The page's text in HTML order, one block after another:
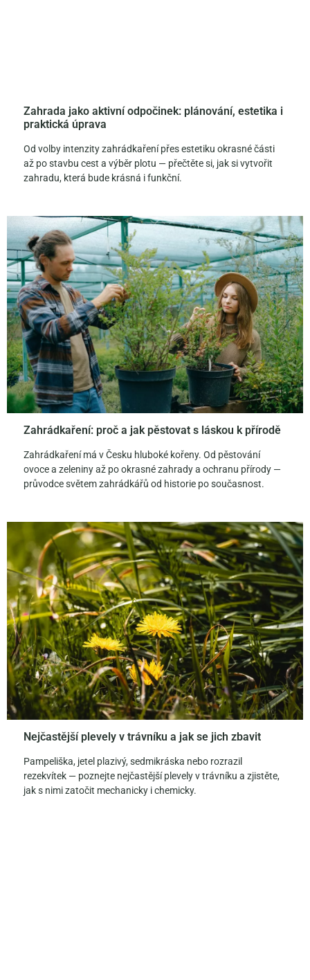
Zahrada jako aktivní odpočinek: plánování, estetika i
praktická úprava
Od volby intenzity zahrádkaření přes estetiku okrasné části
až po stavbu cest a výběr plotu — přečtěte si, jak si vytvořit
zahradu, která bude krásná i funkční.
Zahrádkaření: proč a jak pěstovat s láskou k přírodě
Zahrádkaření má v Česku hluboké kořeny. Od pěstování
ovoce a zeleniny až po okrasné zahrady a ochranu přírody —
průvodce světem zahrádkářů od historie po současnost.
Nejčastější plevely v trávníku a jak se jich zbavit
Pampeliška, jetel plazivý, sedmikráska nebo rozrazil
rezekvítek — poznejte nejčastější plevely v trávníku a zjistěte,
jak s nimi zatočit mechanicky i chemicky.